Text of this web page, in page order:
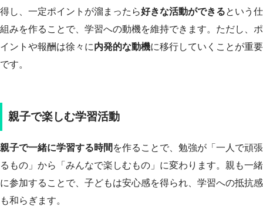
得し、一定ポイントが溜まったら好きな活動ができるという仕
組みを作ることで、学習への動機を維持できます。ただし、ポ
イントや報酬は徐々に内発的な動機に移行していくことが重要
です。
親子で楽しむ学習活動
親子で一緒に学習する時間 を作ることで、勉強が「一人で頑張
るもの」から「みんなで楽しむもの」に変わります。親も一緒
に参加することで、子どもは安心感を得られ、学習への抵抗感
も和らぎます。